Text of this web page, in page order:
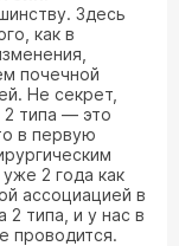
Здесь
как в
почечной
Не секрет,
типа — это
в первую
2 года как
ассоциацией в
2 типа, и у нас в
проводится.